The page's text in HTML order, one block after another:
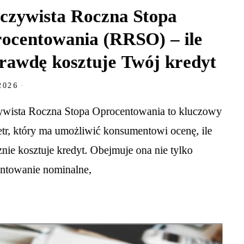
Roczna Stopa
(RRSO) – ile
kosztuje Twój kredyt
Roczna Stopa Oprocentowania to kluczowy
który ma umożliwić konsumentowi ocenę, ile
kosztuje kredyt. Obejmuje ona nie tylko
nominalne,